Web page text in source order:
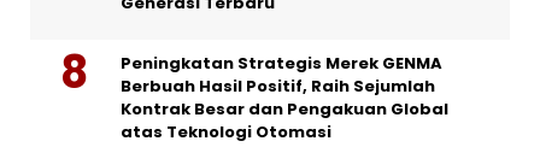
Peningkatan Strategis Merek GENMA
Berbuah Hasil Positif, Raih Sejumlah
Kontrak Besar dan Pengakuan Global
atas Teknologi Otomasi